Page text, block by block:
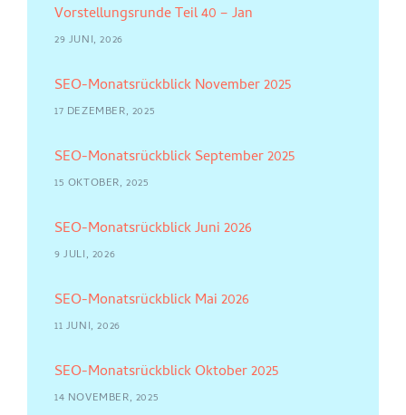
Vorstellungsrunde Teil 40 – Jan
29 JUNI, 2026
SEO-Monatsrückblick November 2025
17 DEZEMBER, 2025
SEO-Monatsrückblick September 2025
15 OKTOBER, 2025
SEO-Monatsrückblick Juni 2026
9 JULI, 2026
SEO-Monatsrückblick Mai 2026
11 JUNI, 2026
SEO-Monatsrückblick Oktober 2025
14 NOVEMBER, 2025